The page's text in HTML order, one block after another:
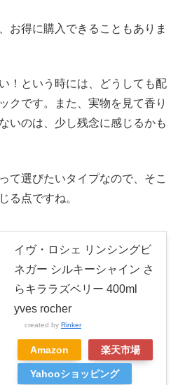
お得に購入できることもありま
！という時には、どうしても配
クです。また、実物を見て香り
いのは、少し残念に感じるかも
て選びたいタイプなので、そこ
る点ですね。
イヴ・ロシェ リンシングビ
ネガー シルキーシャイン さ
らキララズベリー 400ml
yves rocher
created by Rinker
Amazon 楽天市場
Yahooショッピング